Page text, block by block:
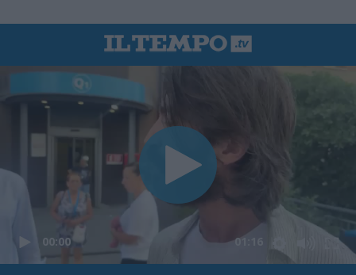
00:00 01:16